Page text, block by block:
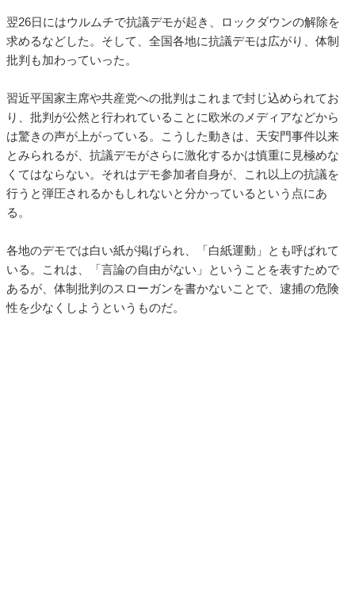
翌26日にはウルムチで抗議デモが起き、ロックダウンの解除を
求めるなどした。そして、全国各地に抗議デモは広がり、体制
批判も加わっていった。
習近平国家主席や共産党への批判はこれまで封じ込められてお
り、批判が公然と行われていることに欧米のメディアなどから
は驚きの声が上がっている。こうした動きは、天安門事件以来
とみられるが、抗議デモがさらに激化するかは慎重に見極めな
くてはならない。それはデモ参加者自身が、これ以上の抗議を
行うと弾圧されるかもしれないと分かっているという点にあ
る。
各地のデモでは白い紙が掲げられ、「白紙運動」とも呼ばれて
いる。これは、「言論の自由がない」ということを表すためで
あるが、体制批判のスローガンを書かないことで、逮捕の危険
性を少なくしようというものだ。